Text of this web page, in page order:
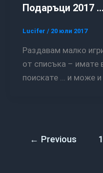
Подаръци 2017 …
Lucifer / 20 юли 2017
Раздавам малко игри … ако ви се играе нещо
от списъка – имате
поискате … и може и
← Previous 1